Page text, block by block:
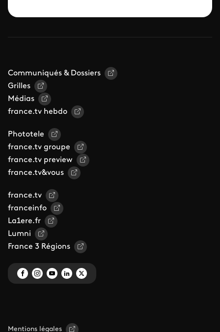
Communiqués & Dossiers
Grilles
Médias
france.tv hebdo
Phototele
france.tv groupe
france.tv preview
france.tv&vous
france.tv
franceinfo
La1ere.fr
Lumni
France 3 Régions
Mentions légales